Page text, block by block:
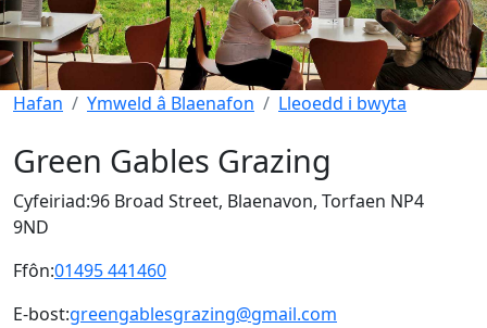
Hafan Ymweld â Blaenafon Lleoedd i bwyta
Green Gables Grazing
Cyfeiriad:96 Broad Street, Blaenavon, Torfaen NP4
9ND
Ffôn:01495 441460
E-bost:greengablesgrazing@gmail.com